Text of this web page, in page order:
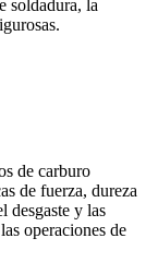
soldadura, la
de carburo
de fuerza, dureza
desgaste y las
operaciones de